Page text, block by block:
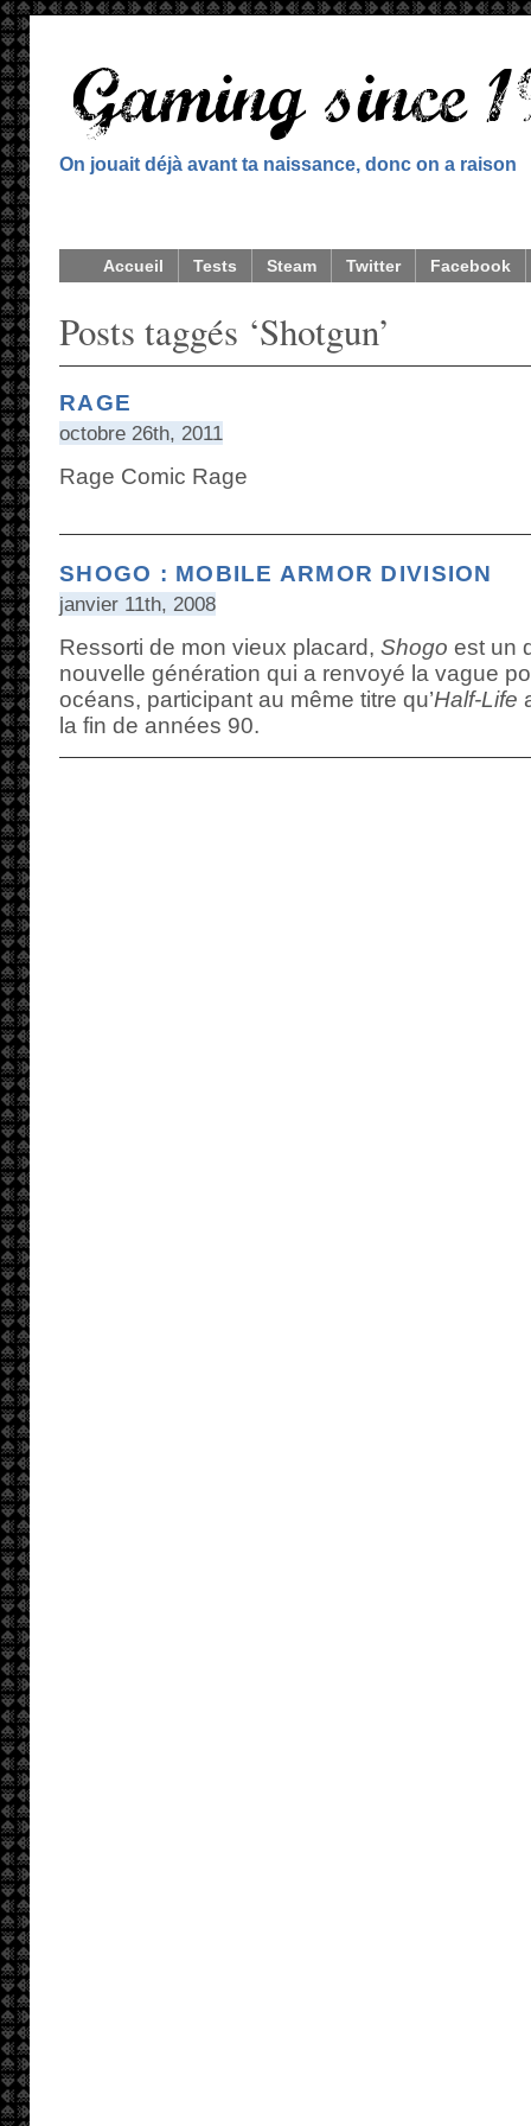
On jouait déjà avant ta naissance, donc on a raison
Accueil Tests Steam Twitter Facebook
Posts taggés ‘Shotgun’
RAGE
octobre 26th, 2011
Rage Comic Rage
SHOGO : MOBILE ARMOR DIVISION
janvier 11th, 2008
Ressorti de mon vieux placard, Shogo est un
nouvelle génération qui a renvoyé la vague
océans, participant au même titre qu’Half-Life
la fin de années 90.